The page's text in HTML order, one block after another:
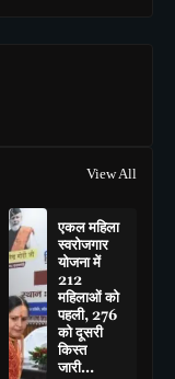
View All
एकल महिला
स्वरोजगार
योजना में
212
महिलाओं को
पहली, 276
को दूसरी
किस्त
जारी…